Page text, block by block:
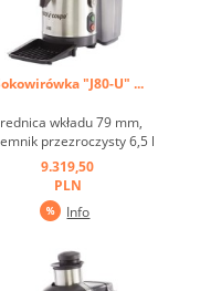
"J80-U" ...
wkładu 79 mm,
przezroczysty 6,5 l
...
9.319,50
PLN
Info